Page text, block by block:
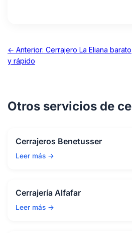
← Anterior: Cerrajero La Eliana barato
y rápido
Otros servicios de
Cerrajeros Benetusser
Leer más →
Cerrajería Alfafar
Leer más →